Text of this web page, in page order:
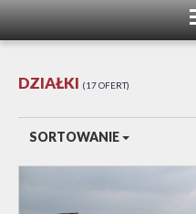
DZIAŁKI 17 OFERT
SORTOWANIE